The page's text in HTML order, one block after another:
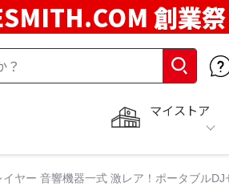
創業祭
マイストア
ヤー 音響機器一式 激レア！ポータブル